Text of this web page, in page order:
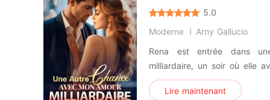
5.0
Moderne
Arny Gallucio
Rena est entrée dans
milliardaire, un soir où elle
de son aide, tandis qu'il était
qui devait être une aventure
Lire maintenant